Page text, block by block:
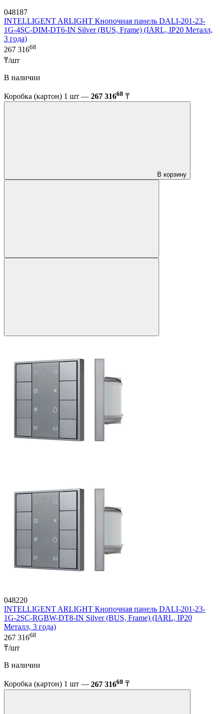
048187
INTELLIGENT ARLIGHT Кнопочная панель DALI-201-23-
1G-4SC-DIM-DT6-IN Silver (BUS, Frame) (IARL, IP20 Металл,
3 года)
267 31668
₸/шт
В наличии
Коробка (картон) 1 шт — 267 31668 ₸
В корзину
048220
INTELLIGENT ARLIGHT Кнопочная панель DALI-201-23-
1G-2SC-RGBW-DT8-IN Silver (BUS, Frame) (IARL, IP20
Металл, 3 года)
267 31668
₸/шт
В наличии
Коробка (картон) 1 шт — 267 31668 ₸